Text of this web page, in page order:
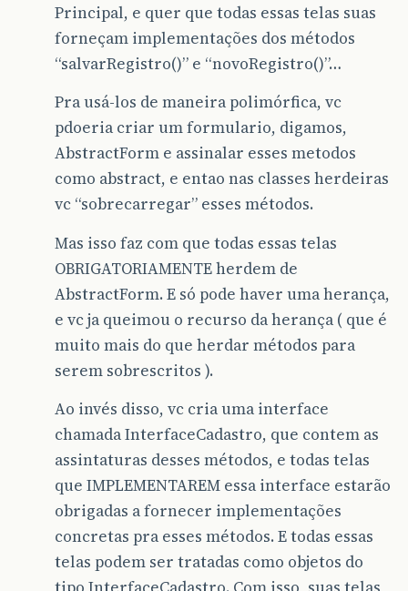
Principal, e quer que todas essas telas suas
forneçam implementações dos métodos
“salvarRegistro()” e “novoRegistro()”…
Pra usá-los de maneira polimórfica, vc
pdoeria criar um formulario, digamos,
AbstractForm e assinalar esses metodos
como abstract, e entao nas classes herdeiras
vc “sobrecarregar” esses métodos.
Mas isso faz com que todas essas telas
OBRIGATORIAMENTE herdem de
AbstractForm. E só pode haver uma herança,
e vc ja queimou o recurso da herança ( que é
muito mais do que herdar métodos para
serem sobrescritos ).
Ao invés disso, vc cria uma interface
chamada InterfaceCadastro, que contem as
assintaturas desses métodos, e todas telas
que IMPLEMENTAREM essa interface estarão
obrigadas a fornecer implementações
concretas pra esses métodos. E todas essas
telas podem ser tratadas como objetos do